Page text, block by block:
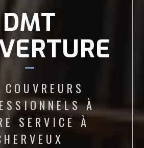
DMT
COUVREURS
À
SERVICE À